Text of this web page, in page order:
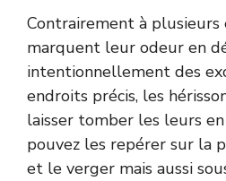
Contrairement à plusieurs
marquent leur odeur en
intentionnellement des
endroits précis, les
laisser tomber les leurs en
pouvez les repérer sur la
et le verger mais aussi